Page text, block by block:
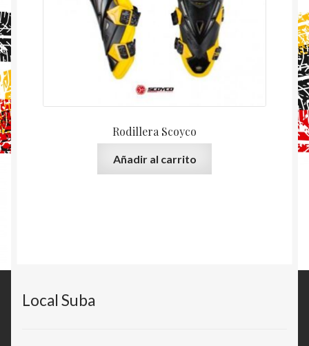
Rodillera Scoyco
Añadir al carrito
Local Suba